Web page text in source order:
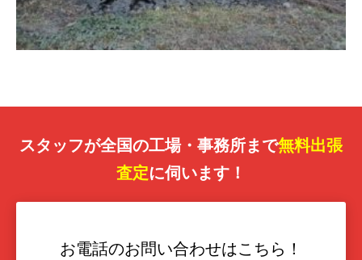
スタッフが全国の工場・事務所まで無料出張
査定に伺います！
お電話のお問い合わせはこちら！